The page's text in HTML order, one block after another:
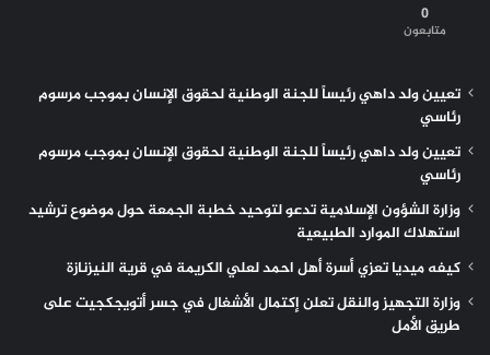
0
متابعون
تعيين ولد داهي رئيساً للجنة الوطنية لحقوق الإنسان بموجب مرسوم
رئاسي
تعيين ولد داهي رئيساً للجنة الوطنية لحقوق الإنسان بموجب مرسوم
رئاسي
وزارة الشؤون الإسلامية تدعو لتوحيد خطبة الجمعة حول موضوع ترشيد
استهلاك الموارد الطبيعية
كيفه ميديا تعزي أسرة أهل احمد لعلي الكريمة في قرية النيزنازة
وزارة التجهيز والنقل تعلن إكتمال الأشغال في جسر أتويجكجيت على
طريق الأمل